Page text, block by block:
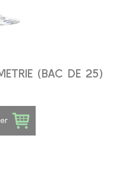
(BAC DE 25)